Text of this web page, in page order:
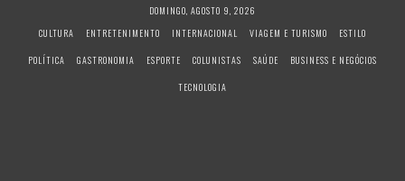
DOMINGO, AGOSTO 9, 2026
CULTURA
ENTRETENIMENTO INTERNACIONAL VIAGEM E TURISMO
ESTILO
POLÍTICA
GASTRONOMIA ESPORTE COLUNISTAS SAÚDE
BUSINESS E NEGÓCIOS
TECNOLOGIA